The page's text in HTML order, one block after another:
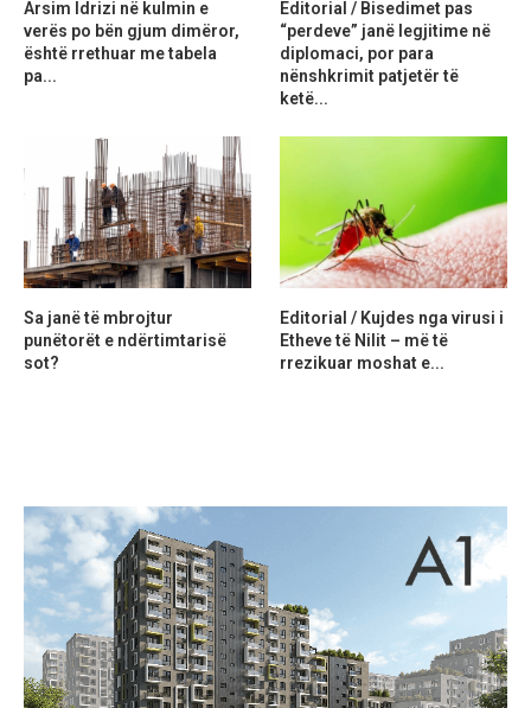
Arsim Idrizi në kulmin e
verës po bën gjum dimëror,
është rrethuar me tabela
pa...
Editorial / Bisedimet pas
“perdeve” janë legjitime në
diplomaci, por para
nënshkrimit patjetër të
ketë...
Sa janë të mbrojtur
punëtorët e ndërtimtarisë
sot?
Editorial / Kujdes nga virusi i
Etheve të Nilit – më të
rrezikuar moshat e...